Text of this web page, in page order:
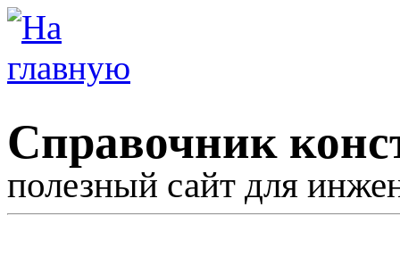
Справочник
полезный сайт для